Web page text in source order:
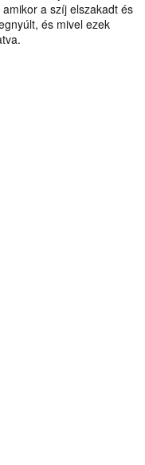
a szíj elszakadt és
és mivel ezek